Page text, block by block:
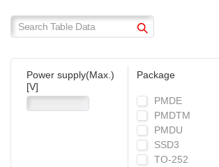
Power supply(Max.)
[V]
Package
PMDE
PMDTM
PMDU
SSD3
TO-252